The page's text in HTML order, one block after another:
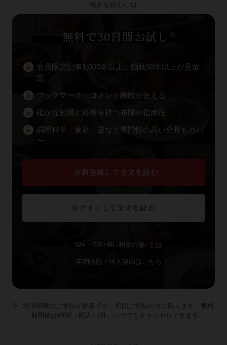
続きを読むには
無料で30日間お試し ※
会員限定記事1,000本以上、動画50本以上が見放
題
ブックマーク・コメント機能が使える
確かな知識と経験を持つ布陣が指南役
調理科学、食材、器など専門性の高い分野もカバ
ー
会員登録して全文を読む
ログインして全文を読む
WA・TO・BI -和食の扉- とは
年間購読・法人契約はこちら
決済情報のご登録が必要です。初回ご登録の方に限ります。無料
期間後は¥990（税込）/月。いつでもキャンセルできます。